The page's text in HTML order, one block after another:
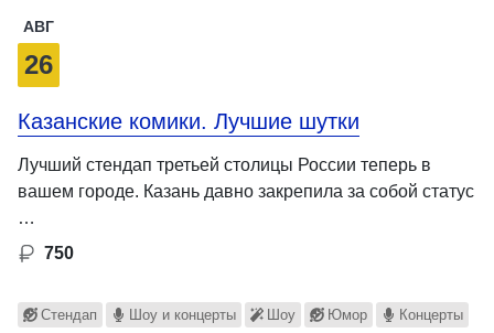
АВГ
26
Казанские комики. Лучшие шутки
Лучший стендап третьей столицы России теперь в
вашем городе. Казань давно закрепила за собой статус
…
750
Стендап Шоу и концерты Шоу Юмор Концерты